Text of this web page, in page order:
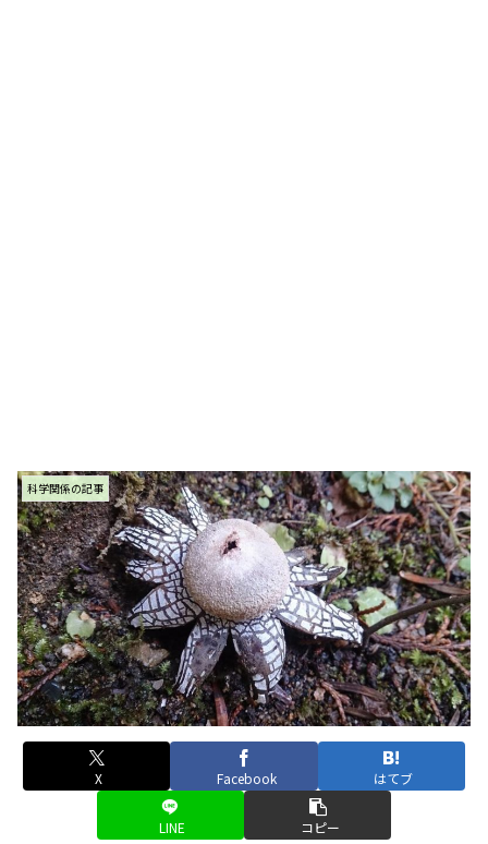
科学関係の記事
X Facebook はてブ
LINE コピー